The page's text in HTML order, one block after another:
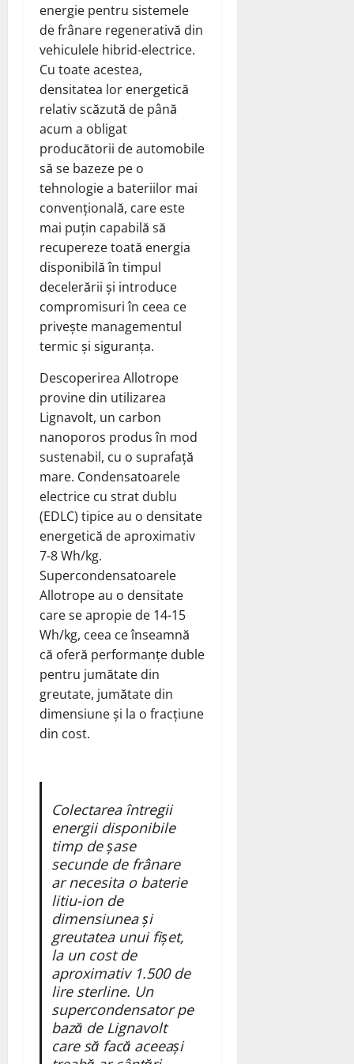
energie pentru sistemele
de frânare regenerativă din
vehiculele hibrid-electrice.
Cu toate acestea,
densitatea lor energetică
relativ scăzută de până
acum a obligat
producătorii de automobile
să se bazeze pe o
tehnologie a bateriilor mai
convențională, care este
mai puțin capabilă să
recupereze toată energia
disponibilă în timpul
decelerării și introduce
compromisuri în ceea ce
privește managementul
termic și siguranța.
Descoperirea Allotrope
provine din utilizarea
Lignavolt, un carbon
nanoporos produs în mod
sustenabil, cu o suprafață
mare. Condensatoarele
electrice cu strat dublu
(EDLC) tipice au o densitate
energetică de aproximativ
7-8 Wh/kg.
Supercondensatoarele
Allotrope au o densitate
care se apropie de 14-15
Wh/kg, ceea ce înseamnă
că oferă performanțe duble
pentru jumătate din
greutate, jumătate din
dimensiune și la o fracțiune
din cost.
Colectarea întregii
energii disponibile
timp de șase
secunde de frânare
ar necesita o baterie
litiu-ion de
dimensiunea și
greutatea unui fișet,
la un cost de
aproximativ 1.500 de
lire sterline. Un
supercondensator pe
bază de Lignavolt
care să facă aceeași